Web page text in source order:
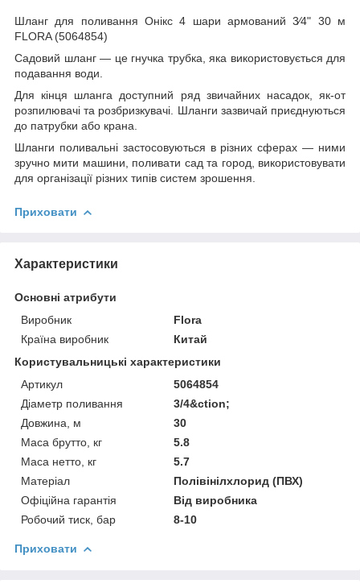
Шланг для поливання Онікс 4 шари армований 3⁄4" 30 м
FLORA (5064854)
Садовий шланг — це гнучка трубка, яка використовується для
подавання води.
Для кінця шланга доступний ряд звичайних насадок, як-от
розпилювачі та розбризкувачі. Шланги зазвичай приєднуються
до патрубки або крана.
Шланги поливальні застосовуються в різних сферах — ними
зручно мити машини, поливати сад та город, використовувати
для організації різних типів систем зрошення.
Приховати
Характеристики
Основні атрибути
Виробник
Flora
Країна виробник
Китай
Користувальницькі характеристики
Артикул
5064854
Діаметр поливання
3/4&ction;
Довжина, м
30
Маса брутто, кг
5.8
Маса нетто, кг
5.7
Матеріал
Полівінілхлорид (ПВХ)
Офіційна гарантія
Від виробника
Робочий тиск, бар
8-10
Приховати